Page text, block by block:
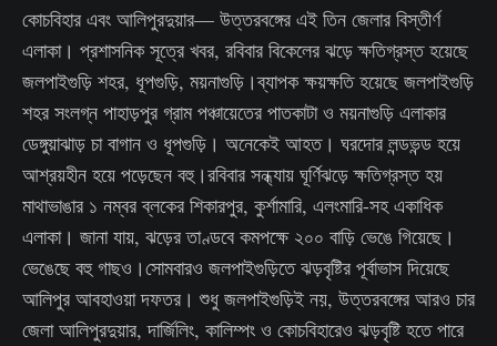
কোচবিহার এবং আলিপুরদুয়ার— উত্তরবঙ্গের এই তিন জেলার বিস্তীর্ণ
এলাকা। প্রশাসনিক সূত্রে খবর, রবিবার বিকেলের ঝড়ে ক্ষতিগ্রস্ত হয়েছে
জলপাইগুড়ি শহর, ধূপগুড়ি, ময়নাগুড়ি।ব্যাপক ক্ষয়ক্ষতি হয়েছে জলপাইগুড়ি
শহর সংলগ্ন পাহাড়পুর গ্রাম পঞ্চায়েতের পাতকাটা ও ময়নাগুড়ি এলাকার
ডেঙ্গুয়াঝাড় চা বাগান ও ধূপগুড়ি। অনেকেই আহত। ঘরদোর লন্ডভন্ড হয়ে
আশ্রয়হীন হয়ে পড়েছেন বহু।রবিবার সন্ধ্যায় ঘূর্ণিঝড়ে ক্ষতিগ্রস্ত হয়
মাথাভাঙার ১ নম্বর ব্লকের শিকারপুর, কুর্শামারি, এলংমারি-সহ একাধিক
এলাকা। জানা যায়, ঝড়ের তাণ্ডবে কমপক্ষে ২০০ বাড়ি ভেঙে গিয়েছে।
ভেঙেছে বহু গাছও।সোমবারও জলপাইগুড়িতে ঝড়বৃষ্টির পূর্বাভাস দিয়েছে
আলিপুর আবহাওয়া দফতর। শুধু জলপাইগুড়িই নয়, উত্তরবঙ্গের আরও চার
জেলা আলিপুরদুয়ার, দার্জিলিং, কালিম্পং ও কোচবিহারেও ঝড়বৃষ্টি হতে পারে